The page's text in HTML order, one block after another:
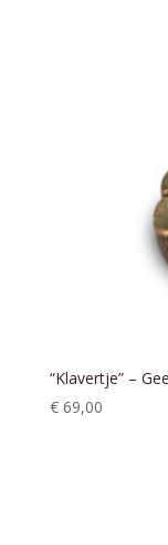
“Klavertje” –
€69,00